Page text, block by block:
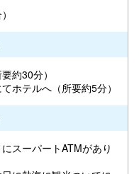
約30分）
ホテルへ（所要約5分）
スーパートATMがあり